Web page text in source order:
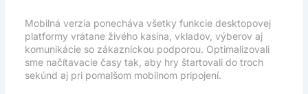
Mobilná verzia ponecháva všetky funkcie desktopovej
platformy vrátane živého kasína, vkladov, výberov aj
komunikácie so zákazníckou podporou. Optimalizovali
sme načítavacie časy tak, aby hry štartovali do troch
sekúnd aj pri pomalšom mobilnom pripojení.